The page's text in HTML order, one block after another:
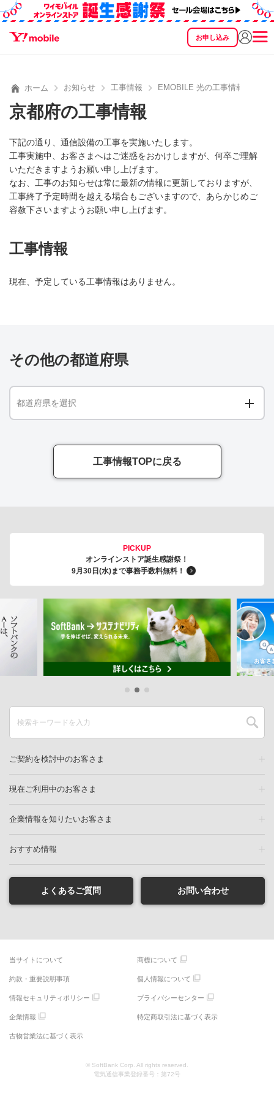
お申し込み
SEARCH
ホーム お知らせ 工事情報 EMOBILE 光の工事情報
京都府の工事情報
下記の通り、通信設備の工事を実施いたします。
工事実施中、お客さまへはご迷惑をおかけしますが、何卒ご理解
いただきますようお願い申し上げます。
なお、工事のお知らせは常に最新の情報に更新しておりますが、
工事終了予定時間を越える場合もございますので、あらかじめご
容赦下さいますようお願い申し上げます。
工事情報
現在、予定している工事情報はありません。
その他の都道府県
都道府県を選択
工事情報TOPに戻る
PICKUP
オンラインストア誕生感謝祭！
9月30日(水)まで事務手数料無料！
ご契約を検討中のお客さま
現在ご利用中のお客さま
企業情報を知りたいお客さま
おすすめ情報
よくあるご質問 お問い合わせ
当サイトについて 商標について
約款・重要説明事項 個人情報について
情報セキュリティポリシー プライバシーセンター
企業情報 特定商取引法に基づく表示
古物営業法に基づく表示
© SoftBank Corp. All rights reserved.
電気通信事業登録番号：第72号